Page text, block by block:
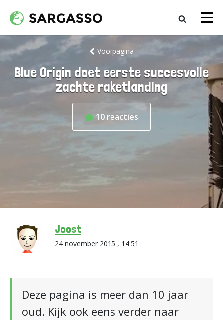
Voorpagina
Blue Origin doet eerste succesvolle
zachte raketlanding
10 reacties
Joost
24 november 2015 , 14:51
Deze pagina is meer dan 10 jaar
oud. Kijk ook eens verder naar